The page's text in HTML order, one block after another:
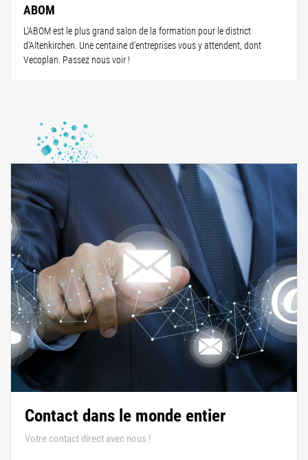
ABOM
L'ABOM est le plus grand salon de la formation pour le district
d'Altenkirchen. Une centaine d'entreprises vous y attendent, dont
Vecoplan. Passez nous voir !
Contact dans le monde entier
Votre contact direct avec nous !